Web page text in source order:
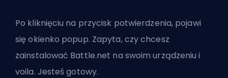
Po kliknięciu na przycisk potwierdzenia, pojawi
się okienko popup. Zapyta, czy chcesz
zainstalować Battle.net na swoim urządzeniu i
voila. Jesteś gotowy.